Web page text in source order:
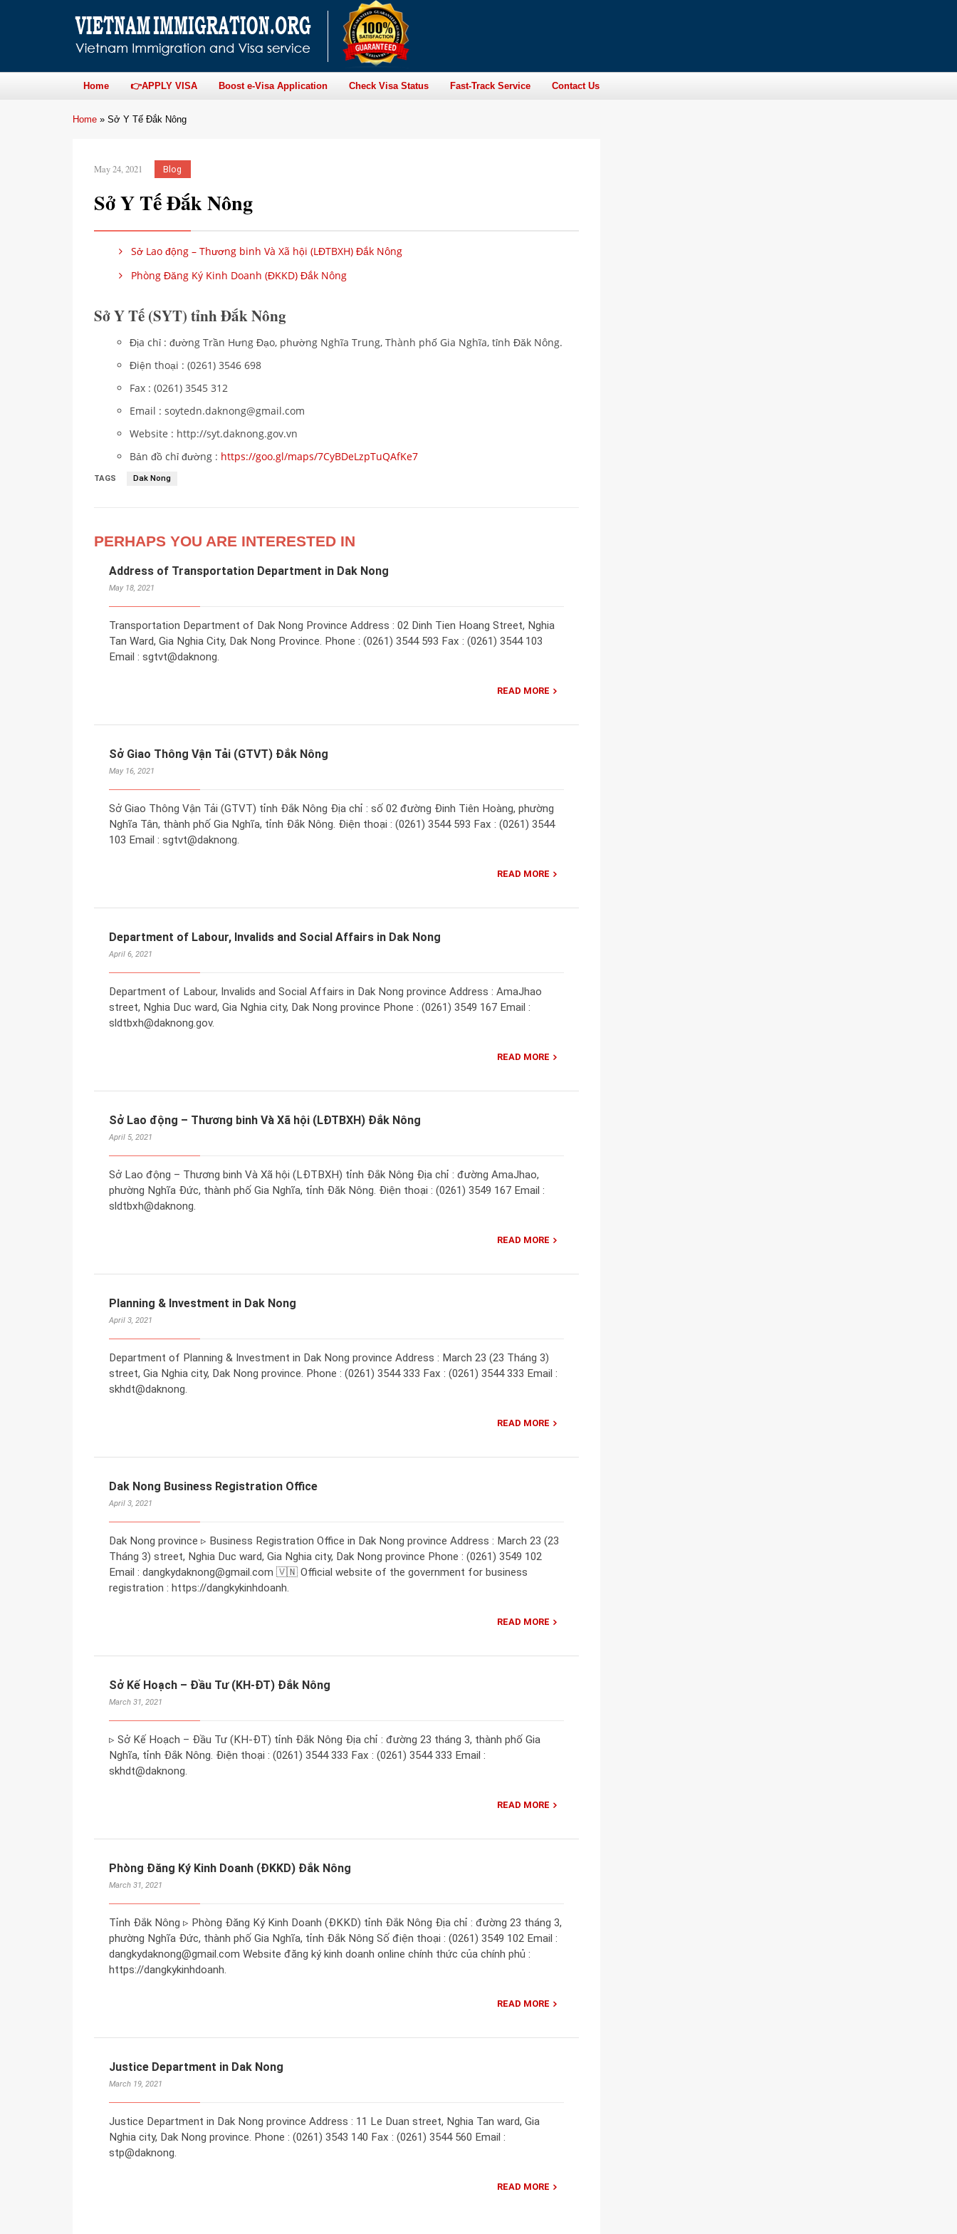
Home 👉APPLY VISA Boost e-Visa Application Check Visa Status Fast-Track Service Contact Us
Home » Sở Y Tế Đắk Nông
May 24, 2021 Blog
Sở Y Tế Đắk Nông
Sở Lao động – Thương binh Và Xã hội (LĐTBXH) Đắk Nông
Phòng Đăng Ký Kinh Doanh (ĐKKD) Đắk Nông
Sở Y Tế (SYT) tỉnh Đắk Nông
Địa chỉ : đường Trần Hưng Đạo, phường Nghĩa Trung, Thành phố Gia Nghĩa, tỉnh Đăk Nông.
Điện thoại : (0261) 3546 698
Fax : (0261) 3545 312
Email : soytedn.daknong@gmail.com
Website : http://syt.daknong.gov.vn
Bản đồ chỉ đường : https://goo.gl/maps/7CyBDeLzpTuQAfKe7
TAGS Dak Nong
PERHAPS YOU ARE INTERESTED IN
Address of Transportation Department in Dak Nong
May 18, 2021
Transportation Department of Dak Nong Province Address : 02 Dinh Tien Hoang Street, Nghia
Tan Ward, Gia Nghia City, Dak Nong Province. Phone : (0261) 3544 593 Fax : (0261) 3544 103
Email : sgtvt@daknong.
READ MORE
Sở Giao Thông Vận Tải (GTVT) Đắk Nông
May 16, 2021
Sở Giao Thông Vận Tải (GTVT) tỉnh Đắk Nông Địa chỉ : số 02 đường Đinh Tiên Hoàng, phường
Nghĩa Tân, thành phố Gia Nghĩa, tỉnh Đắk Nông. Điện thoại : (0261) 3544 593 Fax : (0261) 3544
103 Email : sgtvt@daknong.
READ MORE
Department of Labour, Invalids and Social Affairs in Dak Nong
April 6, 2021
Department of Labour, Invalids and Social Affairs in Dak Nong province Address : AmaJhao
street, Nghia Duc ward, Gia Nghia city, Dak Nong province Phone : (0261) 3549 167 Email :
sldtbxh@daknong.gov.
READ MORE
Sở Lao động – Thương binh Và Xã hội (LĐTBXH) Đắk Nông
April 5, 2021
Sở Lao động – Thương binh Và Xã hội (LĐTBXH) tỉnh Đắk Nông Địa chỉ : đường AmaJhao,
phường Nghĩa Đức, thành phố Gia Nghĩa, tỉnh Đăk Nông. Điện thoại : (0261) 3549 167 Email :
sldtbxh@daknong.
READ MORE
Planning & Investment in Dak Nong
April 3, 2021
Department of Planning & Investment in Dak Nong province Address : March 23 (23 Tháng 3)
street, Gia Nghia city, Dak Nong province. Phone : (0261) 3544 333 Fax : (0261) 3544 333 Email :
skhdt@daknong.
READ MORE
Dak Nong Business Registration Office
April 3, 2021
Dak Nong province ▹ Business Registration Office in Dak Nong province Address : March 23 (23
Tháng 3) street, Nghia Duc ward, Gia Nghia city, Dak Nong province Phone : (0261) 3549 102
Email : dangkydaknong@gmail.com 🇻🇳 Official website of the government for business
registration : https://dangkykinhdoanh.
READ MORE
Sở Kế Hoạch – Đầu Tư (KH-ĐT) Đắk Nông
March 31, 2021
▹ Sở Kế Hoạch – Đầu Tư (KH-ĐT) tỉnh Đắk Nông Địa chỉ : đường 23 tháng 3, thành phố Gia
Nghĩa, tỉnh Đắk Nông. Điện thoại : (0261) 3544 333 Fax : (0261) 3544 333 Email :
skhdt@daknong.
READ MORE
Phòng Đăng Ký Kinh Doanh (ĐKKD) Đắk Nông
March 31, 2021
Tỉnh Đắk Nông ▹ Phòng Đăng Ký Kinh Doanh (ĐKKD) tỉnh Đắk Nông Địa chỉ : đường 23 tháng 3,
phường Nghĩa Đức, thành phố Gia Nghĩa, tỉnh Đắk Nông Số điện thoại : (0261) 3549 102 Email :
dangkydaknong@gmail.com Website đăng ký kinh doanh online chính thức của chính phủ :
https://dangkykinhdoanh.
READ MORE
Justice Department in Dak Nong
March 19, 2021
Justice Department in Dak Nong province Address : 11 Le Duan street, Nghia Tan ward, Gia
Nghia city, Dak Nong province. Phone : (0261) 3543 140 Fax : (0261) 3544 560 Email :
stp@daknong.
READ MORE